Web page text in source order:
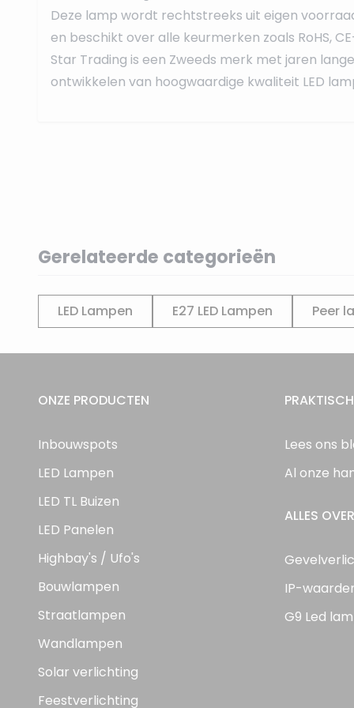
Deze lamp wordt rechtstreeks uit eigen
en beschikt over alle keurmerken zoals RoHS,
Star Trading is een Zweeds merk met jaren
ontwikkelen van hoogwaardige kwaliteit LED
Gerelateerde categorieën
LED Lampen E27 LED Lampen Peer
ONZE PRODUCTEN
Inbouwspots
LED Lampen
LED TL Buizen
LED Panelen
Highbay's / Ufo's
Bouwlampen
Straatlampen
Wandlampen
Solar verlichting
Feestverlichting
Lees ons
Al onze
ALLES
IP-
G9 Led